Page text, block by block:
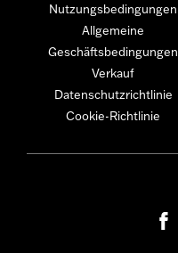
Nutzungsbedingungen
Allgemeine
Geschäftsbedingungen
Verkauf
Datenschutzrichtlinie
Cookie-Richtlinie